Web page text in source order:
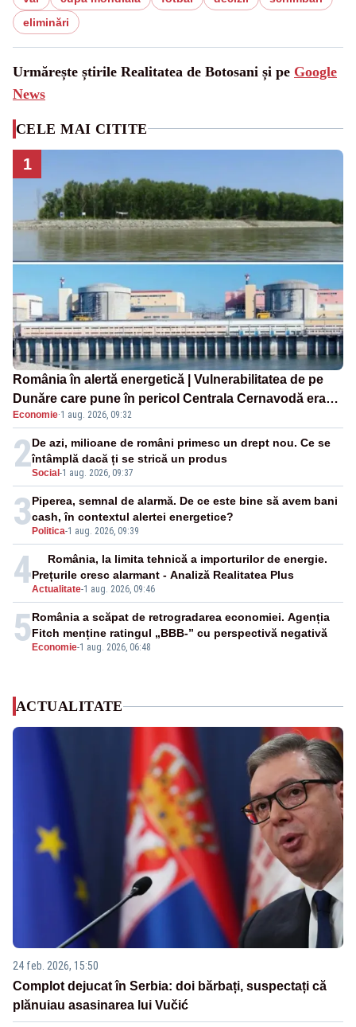
eliminări
Urmărește știrile Realitatea de Botosani și pe Google
News
CELE MAI CITITE
1
România în alertă energetică | Vulnerabilitatea de pe
Dunăre care pune în pericol Centrala Cernavodă era
cunoscută de pe vremea lui Ceaușescu
Economie·1 aug. 2026, 09:32
2Social -1 aug. 2026, 09:37
De azi, milioane de români primesc un drept nou. Ce se
întâmplă dacă ți se strică un produs
3 Politica-1 aug. 2026, 09:39
Piperea, semnal de alarmă. De ce este bine să avem bani
cash, în contextul alertei energetice?
4Actualitate-1 aug. 2026, 09:46
România, la limita tehnică a importurilor de energie.
Prețurile cresc alarmant - Analiză Realitatea Plus
5 Economie-1 aug. 2026, 06:48
România a scăpat de retrogradarea economiei. Agenția
Fitch menține ratingul „BBB-” cu perspectivă negativă
ACTUALITATE
24 feb. 2026, 15:50
Complot dejucat în Serbia: doi bărbați, suspectați că
plănuiau asasinarea lui Vučić